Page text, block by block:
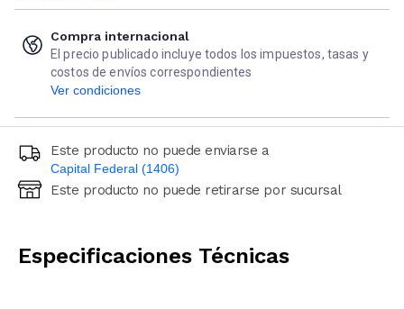
Compra internacional
El precio publicado incluye todos los impuestos, tasas y
costos de envíos correspondientes
Ver condiciones
Este producto no puede enviarse a
Capital Federal (1406)
Ingresá código postal (sólo números)
Este producto no puede retirarse por sucursal
Especificaciones Técnicas